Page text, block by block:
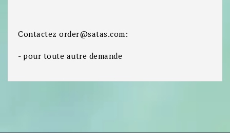
Contactez order@satas.com:
- pour toute autre demande